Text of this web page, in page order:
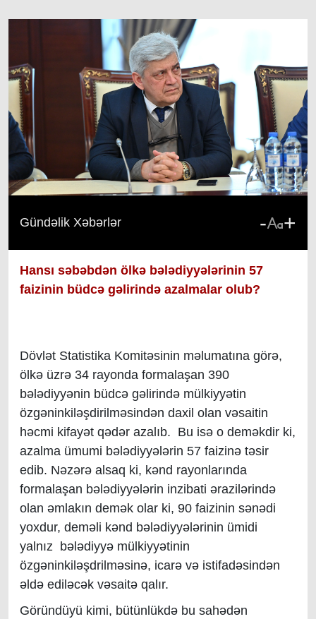
Gündəlik Xəbərlər - +
Hansı səbəbdən ölkə bələdiyyələrinin 57
faizinin büdcə gəlirində azalmalar olub?
Dövlət Statistika Komitəsinin məlumatına görə,
ölkə üzrə 34 rayonda formalaşan 390
bələdiyyənin büdcə gəlirində mülkiyyətin
özgəninkiləşdirilməsindən daxil olan vəsaitin
həcmi kifayət qədər azalıb. Bu isə o deməkdir ki,
azalma ümumi bələdiyyələrin 57 faizinə təsir
edib. Nəzərə alsaq ki, kənd rayonlarında
formalaşan bələdiyyələrin inzibati ərazilərində
olan əmlakın demək olar ki, 90 faizinin sənədi
yoxdur, deməli kənd bələdiyyələrinin ümidi
yalnız bələdiyyə mülkiyyətinin
özgəninkiləşdrilməsinə, icarə və istifadəsindən
əldə ediləcək vəsaitə qalır.
Göründüyü kimi, bütünlükdə bu sahədən